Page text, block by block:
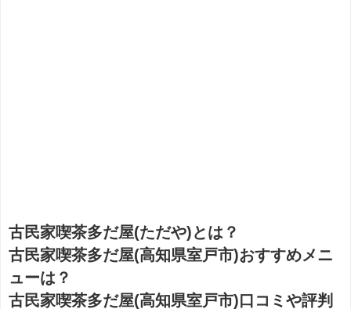
古民家喫茶多だ屋(ただや)とは？
古民家喫茶多だ屋(高知県室戸市)おすすめメニ
ューは？
古民家喫茶多だ屋(高知県室戸市)口コミや評判